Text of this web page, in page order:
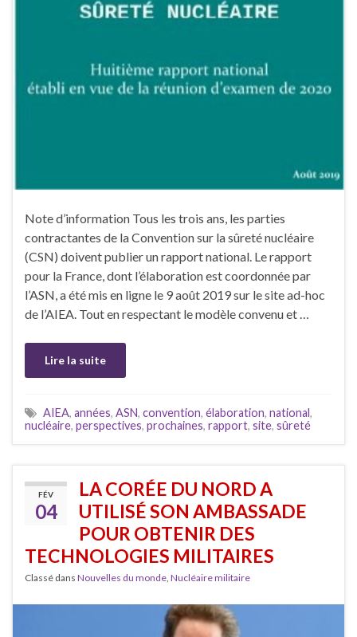
Note d’information Tous les trois ans, les parties
contractantes de la Convention sur la sûreté nucléaire
(CSN) doivent publier un rapport national. Le rapport
pour la France, dont l’élaboration est coordonnée par
l’ASN, a été mis en ligne le 9 août 2019 sur le site ad-hoc
de l’AIEA. Tout en respectant le modèle convenu et …
Lire la suite
AIEA, années, ASN, convention, élaboration, national,
nucléaire, perspectives, prochaines, rapport, site, sûreté
FÉV
04
LA CORÉE DU NORD A
UTILISÉ SON AMBASSADE
POUR OBTENIR DES
TECHNOLOGIES MILITAIRES
Classé dans Nouvelles du monde Nucléaire militaire